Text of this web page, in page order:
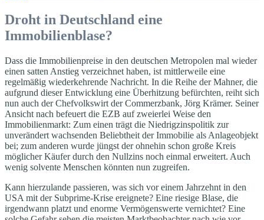
Droht in Deutschland eine
Immobilienblase?
Dass die Immobilienpreise in den deutschen Metropolen mal wieder
einen satten Anstieg verzeichnet haben, ist mittlerweile eine
regelmäßig wiederkehrende Nachricht. In die Reihe der Mahner, die
aufgrund dieser Entwicklung eine Überhitzung befürchten, reiht sich
nun auch der Chefvolkswirt der Commerzbank, Jörg Krämer. Seiner
Ansicht nach befeuert die EZB auf zweierlei Weise den
Immobilienmarkt: Zum einen trägt die Niedrigzinspolitik zur
unverändert wachsenden Beliebtheit der Immobilie als Anlageobjekt
bei; zum anderen wurde jüngst der ohnehin schon große Kreis
möglicher Käufer durch den Nullzins noch einmal erweitert. Auch
wenig solvente Menschen könnten nun zugreifen.
Kann hierzulande passieren, was sich vor einem Jahrzehnt in den
USA mit der Subprime-Krise ereignete? Eine riesige Blase, die
irgendwann platzt und enorme Vermögenswerte vernichtet? Eine